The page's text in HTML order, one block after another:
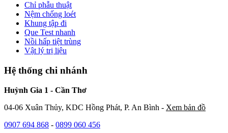
Chỉ phẫu thuật
Nệm chống loét
Khung tập đi
Que Test nhanh
Nồi hấp tiệt trùng
Vật lý trị liệu
Hệ thống chi nhánh
Huỳnh Gia 1 - Cần Thơ
04-06 Xuân Thủy, KDC Hồng Phát, P. An Bình - Xem bản đồ
0907 694 868 - 0899 060 456